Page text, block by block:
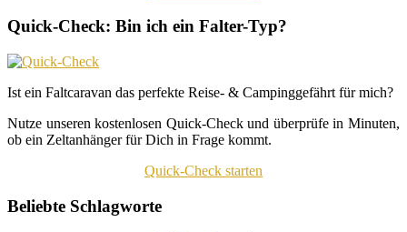
Quick-Check: Bin ich ein Falter-Typ?
Ist ein Faltcaravan das perfekte Reise- & Campinggefährt für mich?
Nutze unseren kostenlosen Quick-Check und überprüfe in Minuten,
ob ein Zeltanhänger für Dich in Frage kommt.
Quick-Check starten
Beliebte Schlagworte